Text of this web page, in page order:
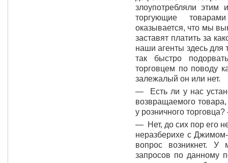
злоупотребляли этим
торгующие
оказывается, что мы
заставят платить за
наши агенты здесь для
так быстро
торговцем по поводу
залежалый он или нет.
— Есть ли у нас
возвращаемого
у розничного
— Нет, до сих пор его
неразберихе с
вопрос возникнет. У
запросов по данному